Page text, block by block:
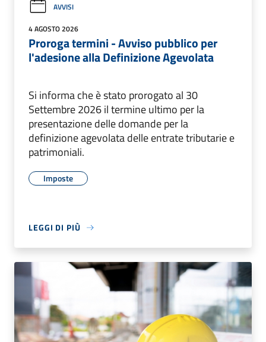
AVVISI
4 AGOSTO 2026
Proroga termini - Avviso pubblico per
l'adesione alla Definizione Agevolata
Si informa che è stato prorogato al 30
Settembre 2026 il termine ultimo per la
presentazione delle domande per la
definizione agevolata delle entrate tributarie e
patrimoniali.
Imposte
LEGGI DI PIÙ